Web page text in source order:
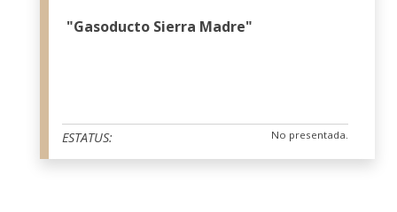
"Gasoducto Sierra Madre"
ESTATUS: No presentada.